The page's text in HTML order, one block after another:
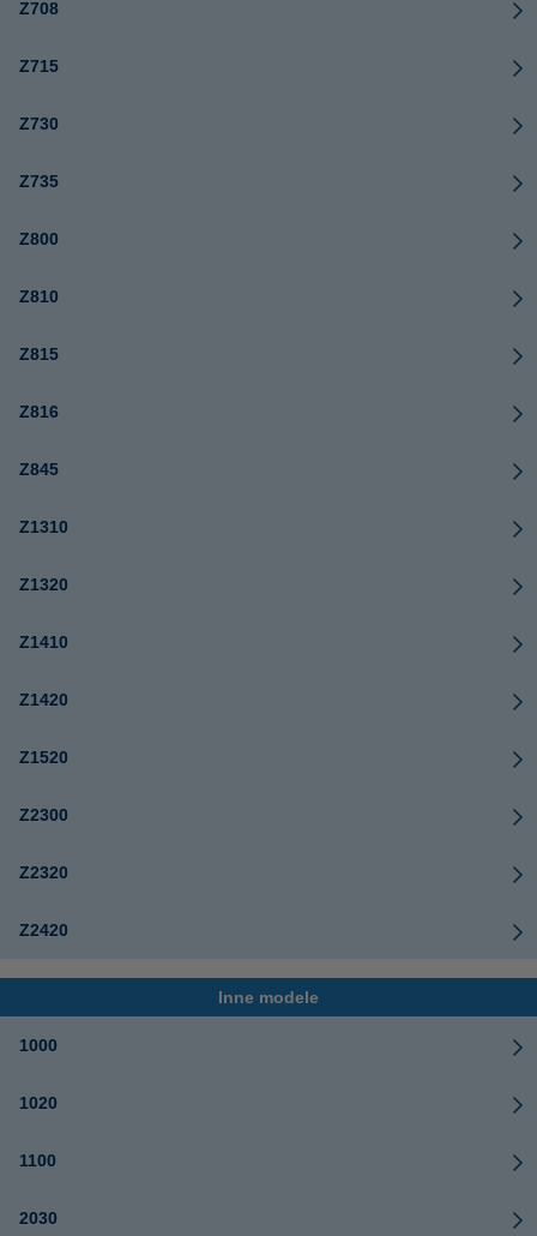
Z708
Z715
Z730
Z735
Z800
Z810
Z815
Z816
Z845
Z1310
Z1320
Z1410
Z1420
Z1520
Z2300
Z2320
Z2420
Inne modele
1000
1020
1100
2030